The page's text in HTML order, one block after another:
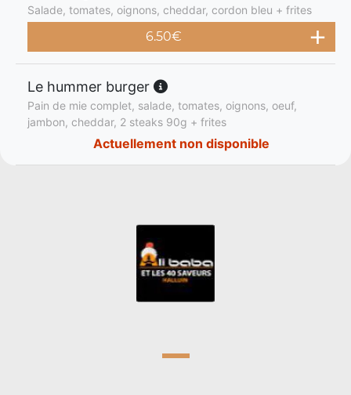
Salade, tomates, oignons, cheddar, cordon bleu + frites
6.50€
Le hummer burger
Pain de mie complet, salade, tomates, oignons, oeuf,
jambon, cheddar, 2 steaks 90g + frites
Actuellement non disponible